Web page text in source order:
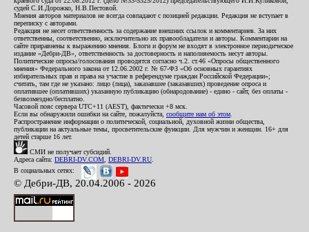
судей С.И.Дорожко, Н.В.Пестовой.
Мнения авторов материалов не всегда совпадают с позицией редакции. Редакция не вступает в
переписку с авторами.
Редакция не несет ответственность за содержание внешних ссылок и комментариев. За них
ответственны, соответственно, исключительно их правообладатели и авторы. Комментарии на
сайте приравнены к выражению мнения. Блоги и форум не входят в электронное периодическое
издание «Дебри-ДВ», ответственность за достоверность и наполняемость несут авторы.
Политические опросы/голосования проводятся согласно ч.2. ст.46 «Опросы общественного
мнения» Федерального закона от 12.06.2002 г. № 67-ФЗ «Об основных гарантиях
избирательных прав и права на участие в референдуме граждан Российской Федерации»;
считать, там где не указано: лицо (лица), заказавшее (заказавших) проведение опроса и
оплатившее (оплативших) указанную публикацию (обнародование) - едино - сайт, без оплаты -
безвозмездно/бесплатно.
Часовой пояс сервера UTC+11 (AEST), фактически +8 мск.
Если вы обнаружили ошибки на сайте, пожалуйста, сообщите нам об этом
Распространение информации о политической, социальной, духовной жизни общества,
публикации на актуальные темы, просветительские функции. Для мужчин и женщин. 16+ для
детей старше 16 лет.
СМИ не получает субсидий.
Адреса сайта: DEBRI-DV.COM DEBRI-DV.RU
В социальных сетях:
© Дебри-ДВ, 20.04.2006 - 2026